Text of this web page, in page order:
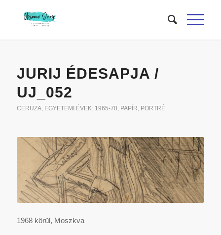
JURIJ ÉDESAPJA /
UJ_052
CERUZA, EGYETEMI ÉVEK: 1965-70, PAPÍR, PORTRÉ
1968 körül, Moszkva